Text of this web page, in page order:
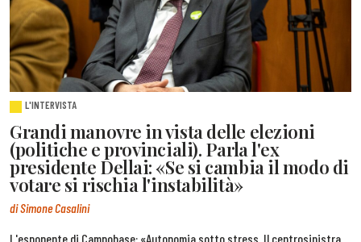
L'INTERVISTA
Grandi manovre in vista delle elezioni
(politiche e provinciali). Parla l'ex
presidente Dellai: «Se si cambia il modo di
votare si rischia l'instabilità»
di Simone Casalini
L'esponente di Campobase: «Autonomia sotto stress. Il centrosinistra